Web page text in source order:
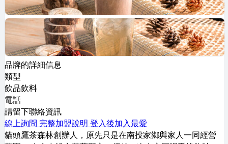
品牌的詳細信息
類型
飲品飲料
電話
請留下聯絡資訊
線上詢問 完整加盟說明 登入後加入最愛
貓頭鷹茶森林創辦人，原先只是在南投家鄉與家人一同經營